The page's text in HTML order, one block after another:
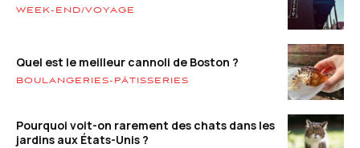
WEEK-END/VOYAGE
Quel est le meilleur cannoli de Boston ?
BOULANGERIES-PÂTISSERIES
Pourquoi voit-on rarement des chats dans les
jardins aux États-Unis ?